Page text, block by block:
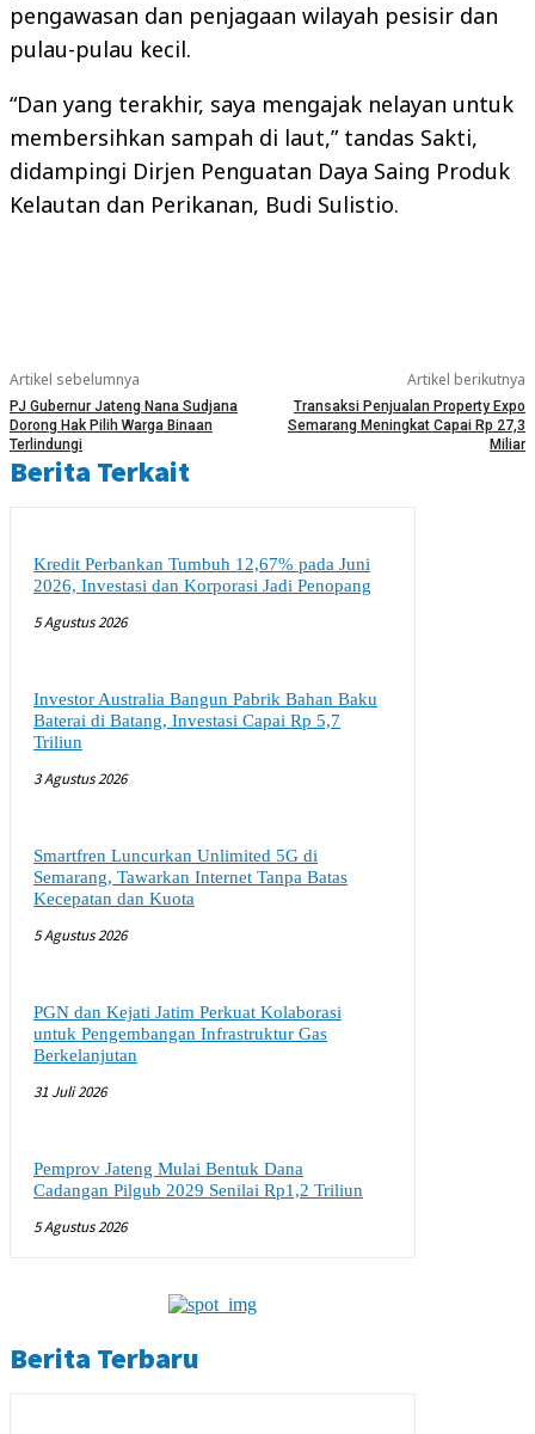
pengawasan dan penjagaan wilayah pesisir dan
pulau-pulau kecil.
“Dan yang terakhir, saya mengajak nelayan untuk
membersihkan sampah di laut,” tandas Sakti,
didampingi Dirjen Penguatan Daya Saing Produk
Kelautan dan Perikanan, Budi Sulistio.
Artikel sebelumnya
PJ Gubernur Jateng Nana Sudjana
Dorong Hak Pilih Warga Binaan
Terlindungi
Artikel berikutnya
Transaksi Penjualan Property Expo
Semarang Meningkat Capai Rp 27,3
Miliar
Berita Terkait
Kredit Perbankan Tumbuh 12,67% pada Juni
2026, Investasi dan Korporasi Jadi Penopang
5 Agustus 2026
Investor Australia Bangun Pabrik Bahan Baku
Baterai di Batang, Investasi Capai Rp 5,7
Triliun
3 Agustus 2026
Smartfren Luncurkan Unlimited 5G di
Semarang, Tawarkan Internet Tanpa Batas
Kecepatan dan Kuota
5 Agustus 2026
PGN dan Kejati Jatim Perkuat Kolaborasi
untuk Pengembangan Infrastruktur Gas
Berkelanjutan
31 Juli 2026
Pemprov Jateng Mulai Bentuk Dana
Cadangan Pilgub 2029 Senilai Rp1,2 Triliun
5 Agustus 2026
Berita Terbaru